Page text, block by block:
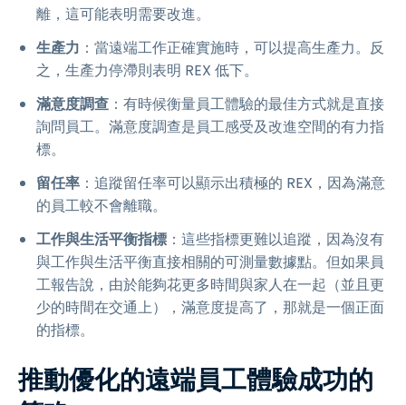
離，這可能表明需要改進。
生產力 ：當遠端工作正確實施時，可以提高生產力。反
之，生產力停滯則表明 REX 低下。
滿意度調查 ：有時候衡量員工體驗的最佳方式就是直接
詢問員工。滿意度調查是員工感受及改進空間的有力指
標。
留任率 ：追蹤留任率可以顯示出積極的 REX，因為滿意
的員工較不會離職。
工作與生活平衡指標 ：這些指標更難以追蹤，因為沒有
與工作與生活平衡直接相關的可測量數據點。但如果員
工報告說，由於能夠花更多時間與家人在一起（並且更
少的時間在交通上），滿意度提高了，那就是一個正面
的指標。
推動優化的遠端員工體驗成功的